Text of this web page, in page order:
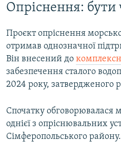
Опріснення: бути
Проєкт опріснення
отримав однозначної
Він внесений до
забезпечення сталого
2024 року, затвердженого
Спочатку обговорювалася
однієї з опріснювальних
Сімферопольського